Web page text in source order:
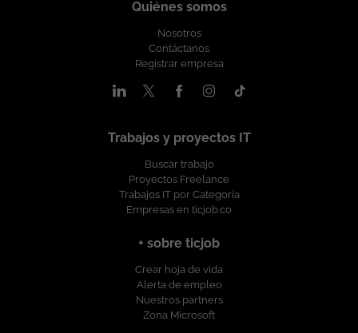
Quiénes somos
Nosotros
Contáctanos
Registrar empresa
Trabajos y proyectos IT
Buscar trabajo
Proyectos Freelance
Trabajos IT por Categoría
Empresas en ticjob.co
+ sobre ticjob
Crear hoja de vida
Alerta de empleo
Nuestros partners
Zona Microsoft